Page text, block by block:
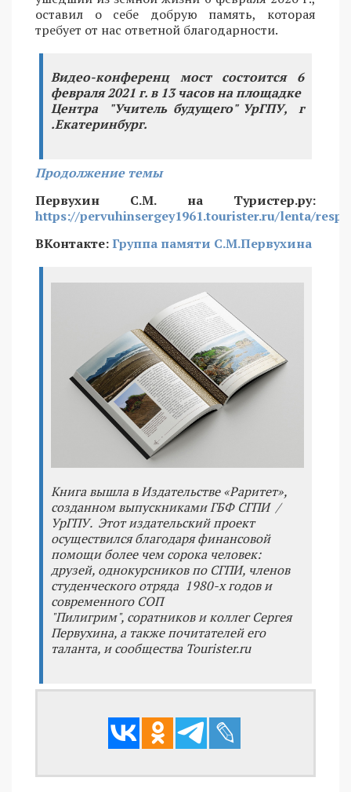
оставил о себе добрую память, которая
требует от нас ответной благодарности.
Видео-конференц мост состоится 6
февраля 2021 г. в 13 часов на площадке
Центра "Учитель будущего" УрГПУ, г
.Екатеринбург.
Продолжение темы
Первухин С.М. на Туристер.ру:
https://pervuhinsergey1961.tourister.ru/lenta/
ВКонтакте:Группа памяти С.М.Первухина
Книга вышла в Издательстве «Раритет»,
созданном выпускниками ГБФ СГПИ /
УрГПУ. Этот издательский проект
осуществился благодаря финансовой
помощи более чем сорока человек:
друзей, однокурсников по СГПИ, членов
студенческого отряда 1980-х годов и
современного СОП
"Пилигрим", соратников и коллег Сергея
Первухина, а также почитателей его
таланта, и сообщества Tourister.ru